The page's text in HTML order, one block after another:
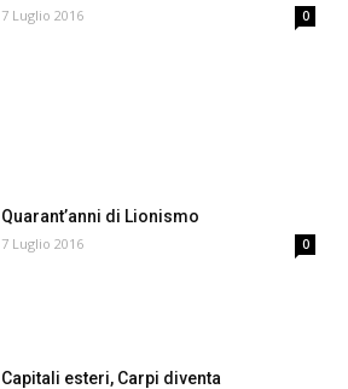
7 Luglio 2016 0
Quarant’anni di Lionismo
7 Luglio 2016 0
Capitali esteri, Carpi diventa